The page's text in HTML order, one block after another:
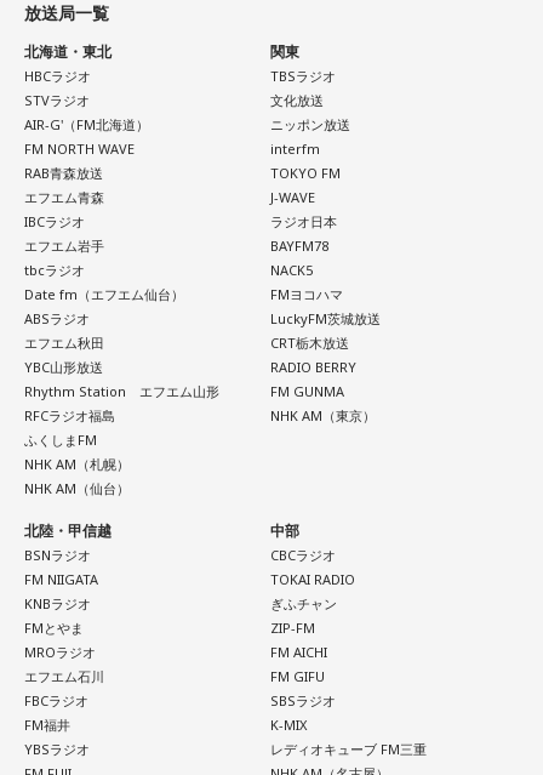
「お掃除は、心も清め、パワーも増します」
＜番組概要＞
番組名：Dr.Recella presents 江原啓之 おと語り
放送日時：TOKYO FM／FM 大阪 毎週日曜 22:00～22:25、エ
フエム山陰 毎週土曜 12:30～12:55
出演者：江原啓之、奥迫協子
番組Webサイト：
http://www.tfm.co.jp/oto/
キャラクターデザイン：えびも
アートディレクション：BALCOLONY.
『カリスマ』は、音楽原作キャラクターラッププロジェクト
『ヒプノシスマイク –Division Rap Battle-』の開発、運営を
手掛けるEVIL LINE RECORDSと株式会社Dazedが手掛ける二
次元キャラクターコンテンツ。
【イントロダクション】
ここはカリスマハウス。今日もカリスマな彼らは己の中のカ
リスマ性を日々見つめている。
が、彼らはまだ『真のカリスマ』には辿り着けていないと言
える。故にこうしてカリスマどうしで身を寄せあい、日々カ
態。世間には嘲笑する者もいるだろう。が、カリスマな彼ら
にはノーダメージ。むしろそういった逆境を糧にさらなるカ
リスマを生成し、見事な『カリスマチャージ』を蓄積させて
いく。チャージの先にあるものとは……!?
凡人にはよくわからないと思いますが
これはカリスマたちの物語です。
できると、自分らしく活動できることでしょう。恋愛に対し
ても前向きになれそう。情熱的な相手を通して自分自身も成
長できるようです。
【4位】乙女座（おとめ座）
思い切りの良さを大事にしてみましょう。出かけるときは、
普段よりもオシャレをすると良いでしょう。モチベーション
が上がって、何でも上手くできそう。無難な色よりも、挑戦
的な色を選んでみて。
【5位】山羊座（やぎ座）
今日は、少し距離を感じていた人と意気投合するなど、心が
温かくなる出来事が起こりそう。一対一で相手とじっくり向
き合ってみると、自分と似ている部分も見つかることでしょ
う。
【6位】牡牛座（おうし座）
マッサージなどをして身体をほぐしましょう。停滞していた
ものが動きだして、自分がやるべきことが見えてくるようで
す。無理をしていたものがあれば手放すようにしましょう。
想いに正直になってみて。
【7位】天秤座（てんびん座）
慌ただしい一日になりそうですが、忙しいほど輝けそう。汗
を流して働いていると自信が持てるようです。仲間といろい
ろな会話をするようですが、お互いの人柄を深く理解できる
ことでしょう。
【8位】獅子座（しし座）
放送局一覧
北海道・東北
HBCラジオ
STVラジオ
AIR-G'（FM北海道）
FM NORTH WAVE
RAB青森放送
エフエム青森
IBCラジオ
エフエム岩手
tbcラジオ
Date fm（エフエム仙台）
ABSラジオ
エフエム秋田
YBC山形放送
Rhythm Station エフエム山形
RFCラジオ福島
ふくしまFM
NHK AM（札幌）
NHK AM（仙台）
関東
TBSラジオ
文化放送
ニッポン放送
interfm
TOKYO FM
J-WAVE
ラジオ日本
BAYFM78
NACK5
FMヨコハマ
LuckyFM茨城放送
CRT栃木放送
RADIO BERRY
FM GUNMA
NHK AM（東京）
北陸・甲信越
BSNラジオ
FM NIIGATA
KNBラジオ
FMとやま
MROラジオ
エフエム石川
FBCラジオ
FM福井
YBSラジオ
中部
CBCラジオ
TOKAI RADIO
ぎふチャン
ZIP-FM
FM AICHI
FM GIFU
SBSラジオ
K-MIX
レディオキューブ FM三重